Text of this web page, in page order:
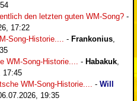
den letzten guten WM-Song? -
17:22
Song-Historie.... - Frankonius,
WM-Song-Historie.... - Habakuk,
17:45
WM-Song-Historie.... - Will
19:35